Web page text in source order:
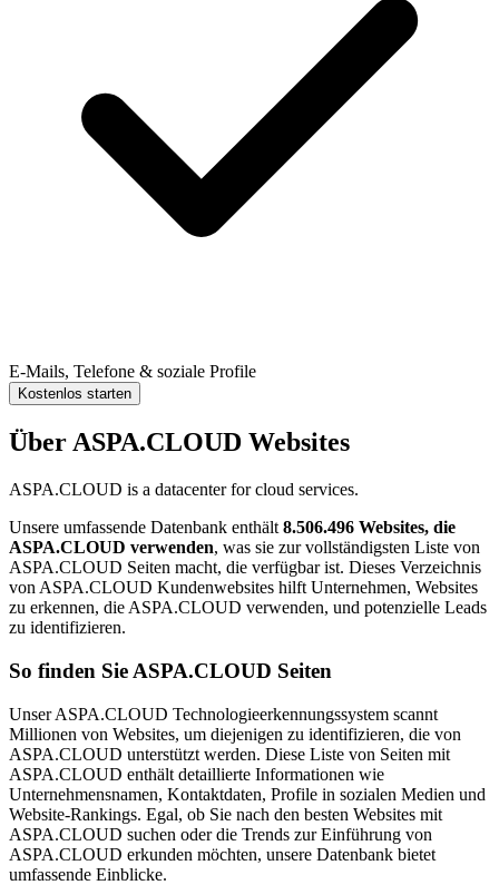
E-Mails, Telefone & soziale Profile
Kostenlos starten
Über ASPA.CLOUD Websites
ASPA.CLOUD is a datacenter for cloud services.
Unsere umfassende Datenbank enthält 8.506.496 Websites, die
ASPA.CLOUD verwenden, was sie zur vollständigsten Liste von
ASPA.CLOUD Seiten macht, die verfügbar ist. Dieses Verzeichnis
von ASPA.CLOUD Kundenwebsites hilft Unternehmen, Websites
zu erkennen, die ASPA.CLOUD verwenden, und potenzielle Leads
zu identifizieren.
So finden Sie ASPA.CLOUD Seiten
Unser ASPA.CLOUD Technologieerkennungssystem scannt
Millionen von Websites, um diejenigen zu identifizieren, die von
ASPA.CLOUD unterstützt werden. Diese Liste von Seiten mit
ASPA.CLOUD enthält detaillierte Informationen wie
Unternehmensnamen, Kontaktdaten, Profile in sozialen Medien und
Website-Rankings. Egal, ob Sie nach den besten Websites mit
ASPA.CLOUD suchen oder die Trends zur Einführung von
ASPA.CLOUD erkunden möchten, unsere Datenbank bietet
umfassende Einblicke.